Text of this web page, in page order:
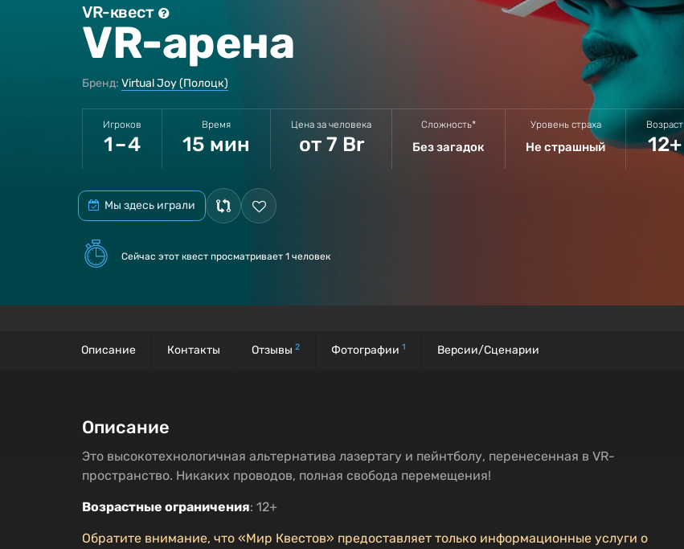
VR-квест
VR-арена
Бренд: Virtual Joy (Полоцк)
Игроков
1 – 4
Время
15 мин
Цена за человека
от 7 Br
Сложность*
Без загадок
Уровень страха
Не страшный
Возраст
12+
Мы здесь играли
Сейчас этот квест просматривает 1 человек
Описание Контакты Отзывы 2 Фотографии 1 Версии/Сценарии
Описание
Это высокотехнологичная альтернатива лазертагу и пейнтболу, перенесенная в VR-
пространство. Никаких проводов, полная свобода перемещения!
Возрастные ограничения: 12+
Обратите внимание, что «Мир Квестов» предоставляет только информационные услуги о